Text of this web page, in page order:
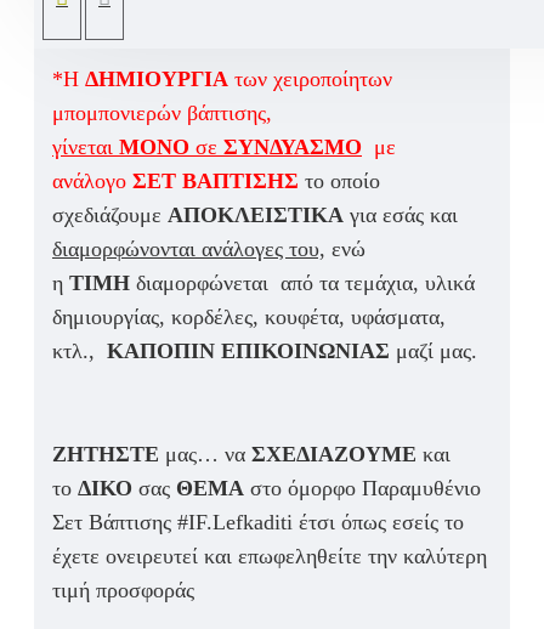
*Η ΔΗΜΙΟΥΡΓΙΑ των χειροποίητων
μπομπονιερών βάπτισης,
γίνεται ΜΟΝΟ σε ΣΥΝΔΥΑΣΜΟ με
ανάλογο ΣΕΤ ΒΑΠΤΙΣΗΣ το οποίο
σχεδιάζουμε ΑΠΟΚΛΕΙΣΤΙΚΑ για εσάς και
διαμορφώνονται ανάλογες του, ενώ
η ΤΙΜΗ διαμορφώνεται από τα τεμάχια, υλικά
δημιουργίας, κορδέλες, κουφέτα, υφάσματα,
κτλ., ΚΑΠΟΠΙΝ ΕΠΙΚΟΙΝΩΝΙΑΣ μαζί μας.
ΖΗΤΗΣΤΕ μας… να ΣΧΕΔΙΑΖΟΥΜΕ και
το ΔΙΚΟ σας ΘΕΜΑ στο όμορφο Παραμυθένιο
Σετ Βάπτισης #IF.Lefkaditi έτσι όπως εσείς το
έχετε ονειρευτεί και επωφεληθείτε την καλύτερη
τιμή προσφοράς